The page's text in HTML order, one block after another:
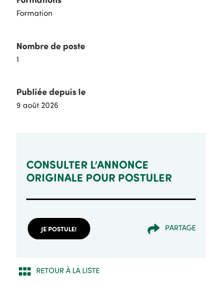
Formation
Nombre de poste
1
Publiée depuis le
9 août 2026
CONSULTER L’ANNONCE
ORIGINALE POUR POSTULER
JE POSTULE! PARTAGE
RETOUR À LA LISTE